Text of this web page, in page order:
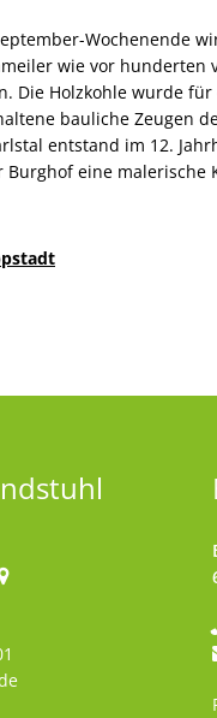
Wochenende
wie vor hunderten
Die Holzkohle wurde
bauliche Zeugen
entstand im 12.
Burghof eine malerische